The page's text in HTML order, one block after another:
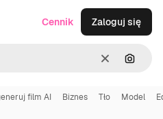
WyczyśćSzukaj
Cennik Zaloguj się
film AI Biznes Tło Model